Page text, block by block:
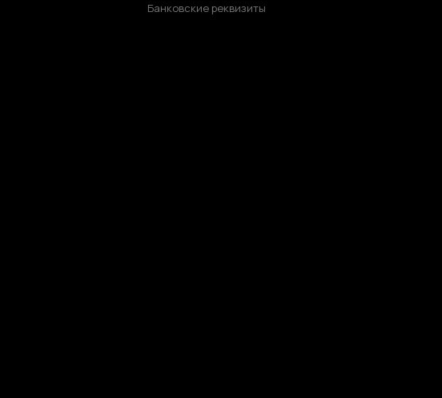
Банковские реквизиты